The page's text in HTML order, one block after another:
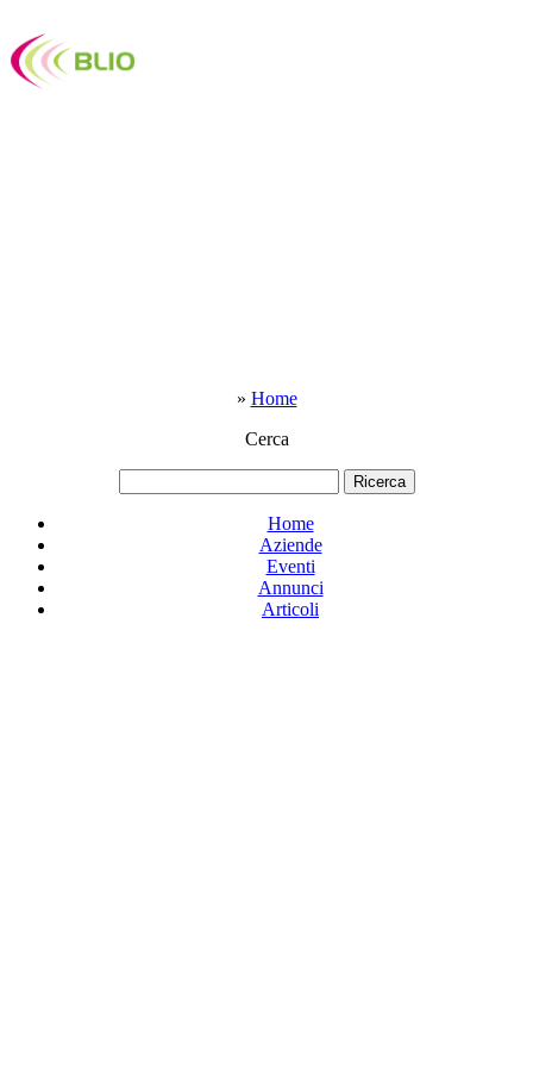
» Home
Cerca
Home
Aziende
Eventi
Annunci
Articoli